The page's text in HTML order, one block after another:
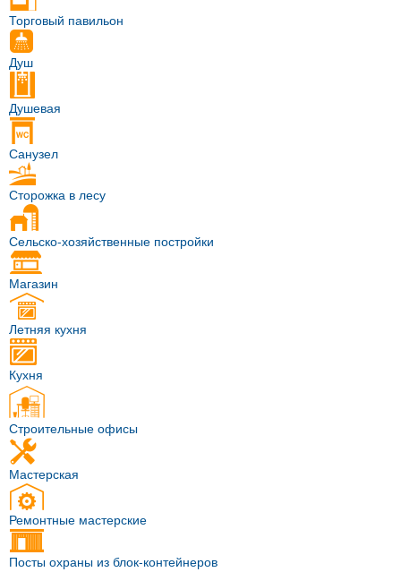
Торговый павильон
Душ
Душевая
Санузел
Сторожка в лесу
Сельско-хозяйственные постройки
Магазин
Летняя кухня
Кухня
Строительные офисы
Мастерская
Ремонтные мастерские
Посты охраны из блок-контейнеров